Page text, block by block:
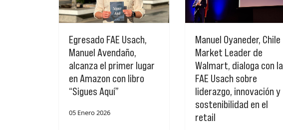
Egresado FAE Usach,
Manuel Avendaño,
alcanza el primer lugar
en Amazon con libro
“Sigues Aquí”
05 Enero 2026
Manuel Oyaneder, Chile
Market Leader de
Walmart, dialoga con la
FAE Usach sobre
liderazgo, innovación y
sostenibilidad en el
retail